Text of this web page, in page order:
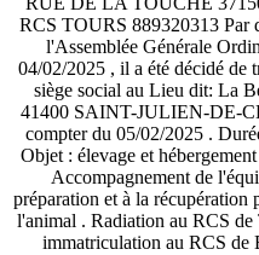
RCS TOURS 889320313 Par
l'Assemblée Générale
04/02/2025 , il a été décidé de
siège social au Lieu dit: La
41400 SAINT-JULIEN-DE-
compter du 05/02/2025 .
Objet : élevage et
Accompagnement de
préparation et à la récupération
l'animal . Radiation au RCS
immatriculation au RCS de